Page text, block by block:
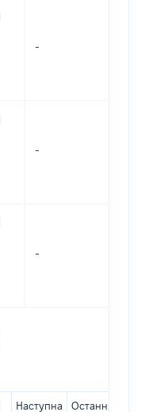
-
-
-
Наступна Остання